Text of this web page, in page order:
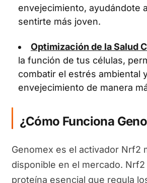
envejecimiento, ayudándote
sentirte más joven.
Optimización de la Salud
la función de tus células,
combatir el estrés ambiental
envejecimiento de manera
¿Cómo Funciona
Genomex es el activador Nrf2
disponible en el mercado. Nrf2
proteína esencial que regula